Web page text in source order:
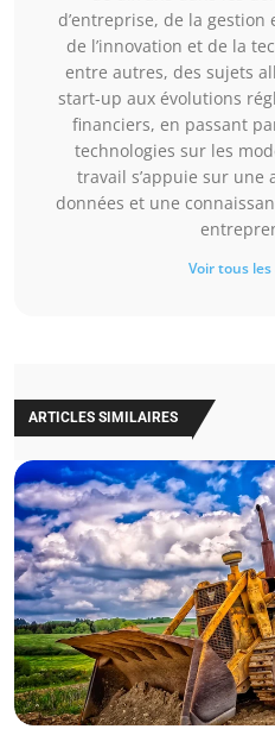
d’entreprise, de la
de l’innovation et de la
entre autres, des sujets
start-up aux évolutions
financiers, en passant
technologies sur les
travail s’appuie sur une
données et une
Voir tous
ARTICLES SIMILAIRES